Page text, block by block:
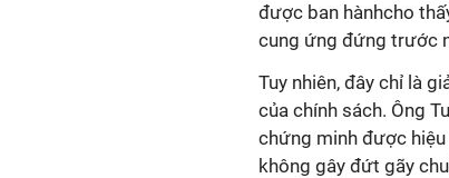
được ban hànhcho
cung ứng đứng trước
Tuy nhiên, đây chỉ là
của chính sách. Ông
chứng minh được
không gây đứt gãy